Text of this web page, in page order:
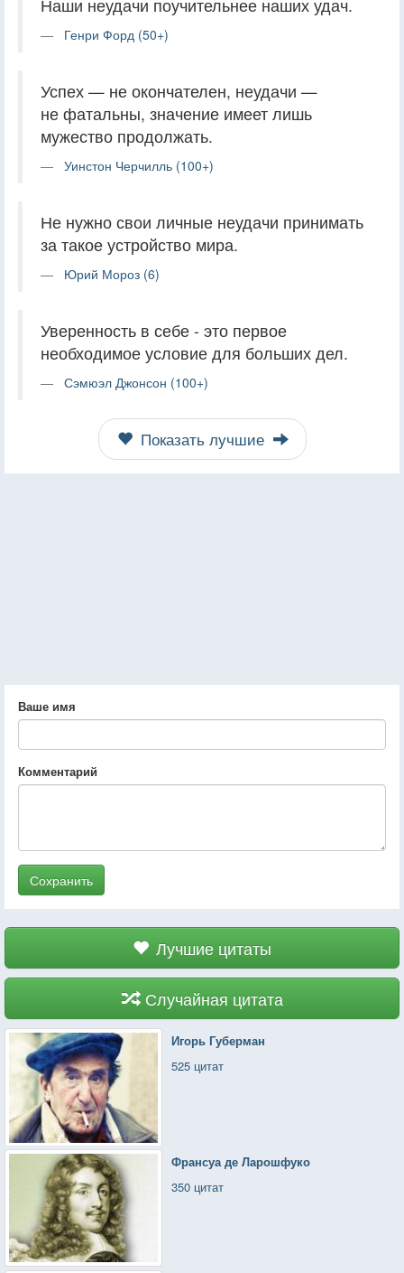
Наши неудачи поучительнее наших удач.
Генри Форд (50+)
Успех — не окончателен, неудачи —
не фатальны, значение имеет лишь
мужество продолжать.
Уинстон Черчилль (100+)
Не нужно свои личные неудачи принимать
за такое устройство мира.
Юрий Мороз (6)
Уверенность в себе - это первое
необходимое условие для больших дел.
Сэмюэл Джонсон (100+)
Показать лучшие
Ваше имя
Комментарий
Сохранить
Лучшие цитаты
Случайная цитата
Игорь Губерман
525 цитат
Франсуа де Ларошфуко
350 цитат